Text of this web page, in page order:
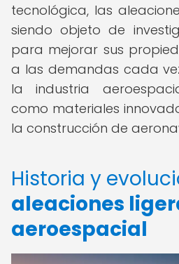
tecnológica, las
siendo objeto de
para mejorar sus
a las demandas cada
la industria
como materiales
la construcción de
Historia y
aleaciones
aeroespacial